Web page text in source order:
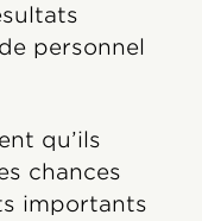
personnel
qu’ils
chances
importants